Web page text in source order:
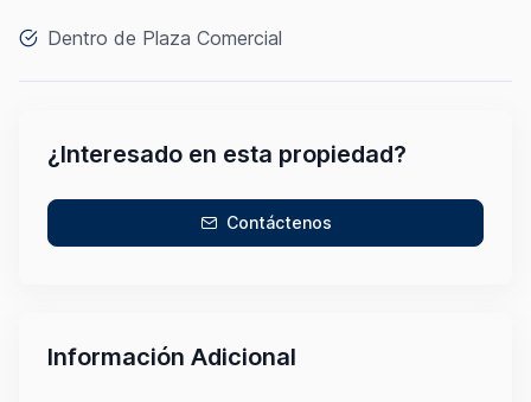
Dentro de Plaza Comercial
¿Interesado en esta propiedad?
Contáctenos
Información Adicional